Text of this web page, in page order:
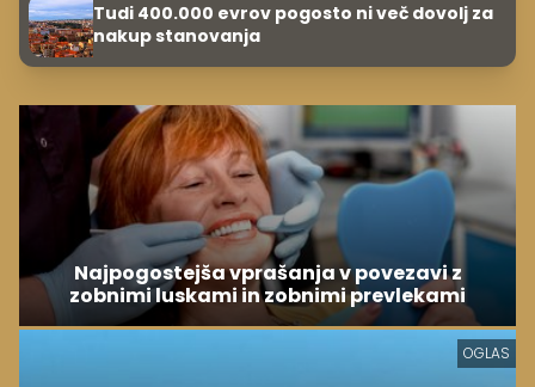
Tudi 400.000 evrov pogosto ni več dovolj za
nakup stanovanja
Najpogostejša vprašanja v povezavi z
zobnimi luskami in zobnimi prevlekami
OGLAS